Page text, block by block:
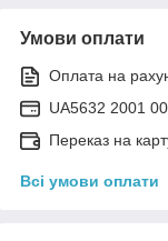
Умови оплати
Оплата на
UA5632 2001
Переказ на
Всі умови оплати